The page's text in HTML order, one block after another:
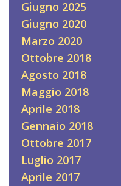
Giugno 2025
Giugno 2020
Marzo 2020
Ottobre 2018
Agosto 2018
Maggio 2018
Aprile 2018
Gennaio 2018
Ottobre 2017
Luglio 2017
Aprile 2017